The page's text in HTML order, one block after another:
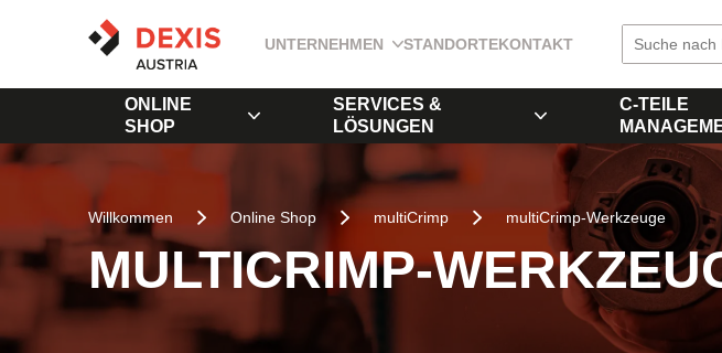
UNTERNEHMEN STANDORTEKONTAKT
ONLINE
SHOP
SERVICES &
LÖSUNGEN
C-TEILE
Willkommen Online Shop multiCrimp multiCrimp-Werkzeuge
MULTICRIMP-